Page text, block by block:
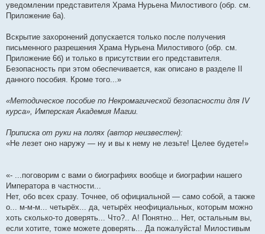
уведомлении представителя Храма Нурьена Милостивого (обр. см.
Приложение 6а).
Вскрытие захоронений допускается только после получения
письменного разрешения Храма Нурьена Милостивого (обр. см.
Приложение 6б) и только в присутствии его представителя.
Безопасность при этом обеспечивается, как описано в разделе II
данного пособия. Кроме того...»
«Методическое пособие по Некромагической безопасности для IV
курса», Имперская Академия Магии.
Приписка от руки на полях (автор неизвестен):
«Не лезет оно наружу — ну и вы к нему не лезьте! Целее будете!»
«- ...поговорим с вами о биографиях вообще и биографии нашего
Императора в частности...
Нет, обо всех сразу. Точнее, об официальной — само собой, а также
о... м-м-м... четырёх... да, четырёх неофициальных, которым можно
хоть сколько-то доверять... Что?.. А! Понятно... Нет, остальным вы,
если хотите, тоже можете доверять... Да пожалуйста! Милостивым